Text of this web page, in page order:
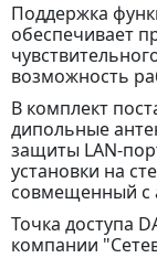
Поддержка
обеспечивает
возможность
В комплект
дипольные
защиты LAN-
установки на
совмещенный с
Точка доступа
компании